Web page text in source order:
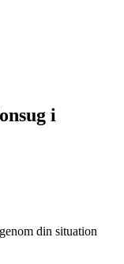
i
din situation